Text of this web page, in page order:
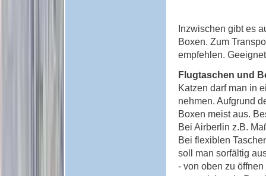
Inzwischen gibt es
Boxen. Zum
empfehlen.
Flugtaschen und
Katzen darf man in
nehmen. Aufgrund
Boxen meist aus.
Bei Airberlin z.B.
Bei flexiblen
soll man sorfältig
- von oben zu öffnen